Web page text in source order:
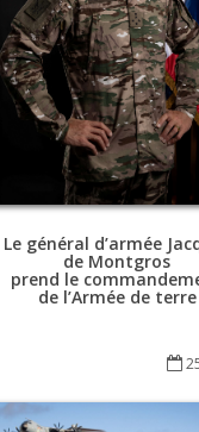
Le général d’armée
de Montgros
prend le
de l’Armée de terre